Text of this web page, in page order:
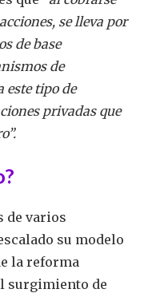
se lleva por
de base
de
este tipo de
privadas que
de varios
su modelo
la reforma
surgimiento de